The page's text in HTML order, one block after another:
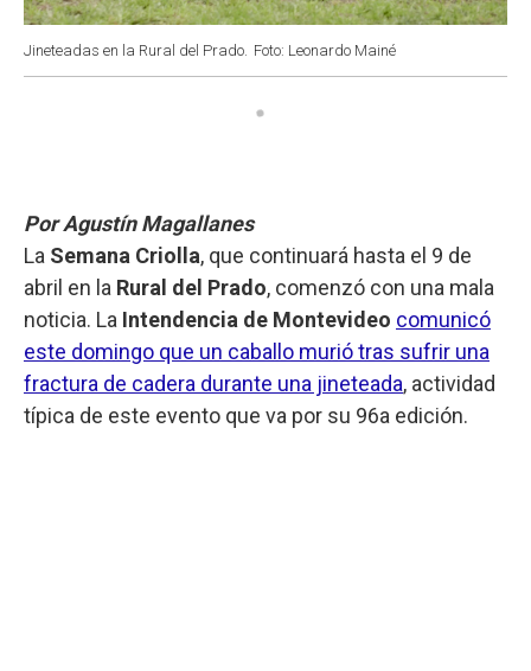
Jineteadas en la Rural del Prado. Foto: Leonardo Mainé
Por Agustín Magallanes
La Semana Criolla, que continuará hasta el 9 de
abril en la Rural del Prado, comenzó con una mala
noticia. La Intendencia de Montevideo comunicó
este domingo que un caballo murió tras sufrir una
fractura de cadera durante una jineteada, actividad
típica de este evento que va por su 96a edición.